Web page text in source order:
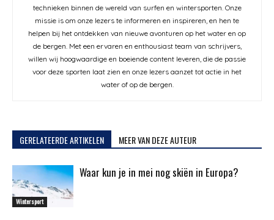
technieken binnen de wereld van surfen en wintersporten. Onze
missie is om onze lezers te informeren en inspireren, en hen te
helpen bij het ontdekken van nieuwe avonturen op het water en op
de bergen. Met een ervaren en enthousiast team van schrijvers,
willen wij hoogwaardige en boeiende content leveren, die de passie
voor deze sporten laat zien en onze lezers aanzet tot actie in het
water of op de bergen.
GERELATEERDE ARTIKELEN MEER VAN DEZE AUTEUR
Wintersport
Waar kun je in mei nog skiën in Europa?